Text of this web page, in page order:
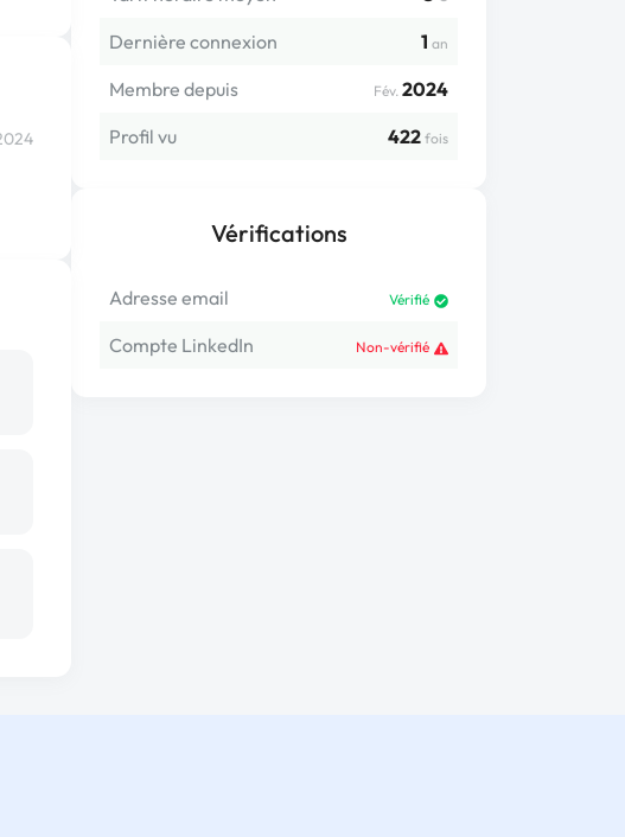
Dernière connexion 1 an
Membre depuis Fév. 2024
Profil vu
422 fois
Vérifications
Adresse email Vérifié
Compte LinkedIn Non-vérifié